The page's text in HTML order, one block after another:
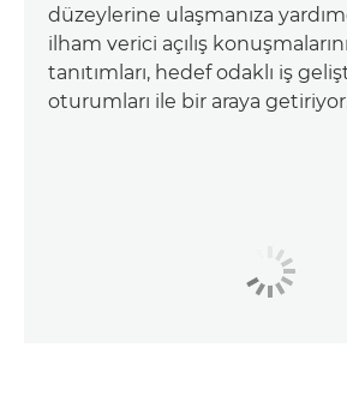
düzeylerine ulaşmanıza
ilham verici açılış
tanıtımları, hedef odaklı iş
oturumları ile bir araya